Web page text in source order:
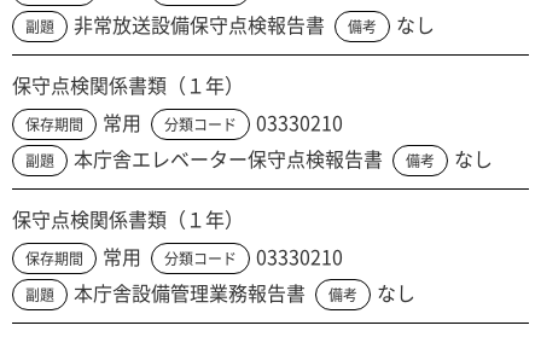
副題 非常放送設備保守点検報告書 備考 なし
保守点検関係書類（１年）
保存期間 常用 分類コード 03330210
副題 本庁舎エレベーター保守点検報告書 備考 なし
保守点検関係書類（１年）
保存期間 常用 分類コード 03330210
副題 本庁舎設備管理業務報告書 備考 なし